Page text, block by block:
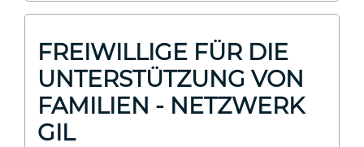
FREIWILLIGE FÜR DIE
UNTERSTÜTZUNG VON
FAMILIEN - NETZWERK
GIL